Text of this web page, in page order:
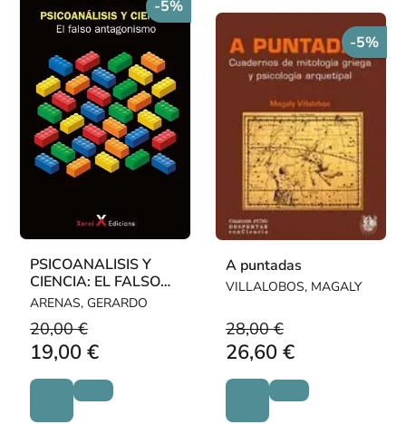
-5%
PSICOANALISIS Y
CIENCIA: EL FALSO
ANTAGONISMO
ARENAS, GERARDO
20,00 €
19,00 €
-5%
A puntadas
VILLALOBOS, MAGALY
28,00 €
26,60 €